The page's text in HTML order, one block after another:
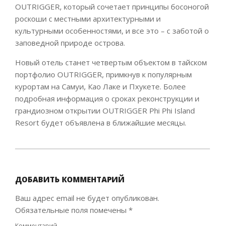
OUTRIGGER, который сочетает принципы босоногой
роскоши с местными архитектурными и
культурными особенностями, и все это – с заботой о
заповедной природе острова.
Новый отель станет четвертым объектом в тайском
портфолио OUTRIGGER, примкнув к популярным
курортам на Самуи, Као Лаке и Пхукете. Более
подробная информация о сроках реконструкции и
грандиозном открытии OUTRIGGER Phi Phi Island
Resort будет объявлена в ближайшие месяцы.
15
ДОБАВИТЬ КОММЕНТАРИЙ
Ваш адрес email не будет опубликован.
Обязательные поля помечены *